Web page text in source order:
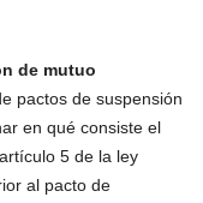
de mutuo
pactos de suspensión
en qué consiste el
5 de la ley
al pacto de